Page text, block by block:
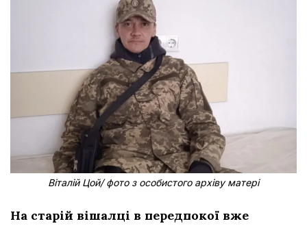
Віталій Цой/ фото з особистого архіву матері
На старій вішалці в передпокої вже